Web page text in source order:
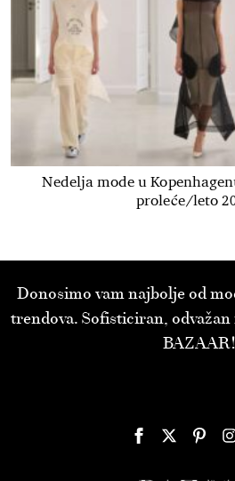
Nedelja mode u
proleće/leto
Donosimo vam najbolje od
trendova. Sofisticiran, odvažan
BAZAAR!